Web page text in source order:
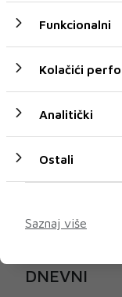
DNEVNI
Funkcionalni
Kolačići
Analitički
Ostali
Saznaj više